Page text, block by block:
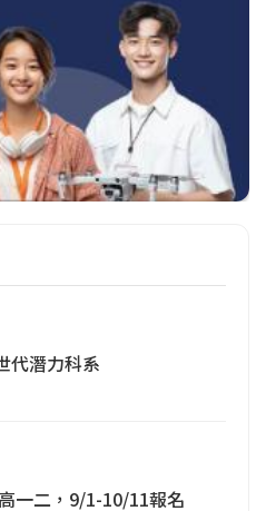
代潛力科系
一二，9/1-10/11報名